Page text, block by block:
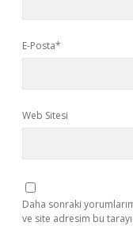
E-Posta*
Web Sitesi
Daha sonraki
ve site adresim bu